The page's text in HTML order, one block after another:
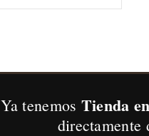
Ya tenemos Tienda
directamente